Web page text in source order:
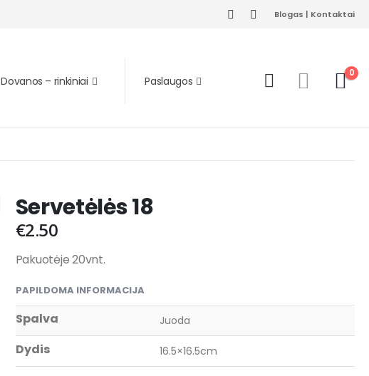
Blogas | Kontaktai
Dovanos – rinkiniai Paslaugos
0
Servetėlės 18
€2.50
Pakuotėje 20vnt.
PAPILDOMA INFORMACIJA
Spalva Juoda
Dydis 16.5×16.5cm